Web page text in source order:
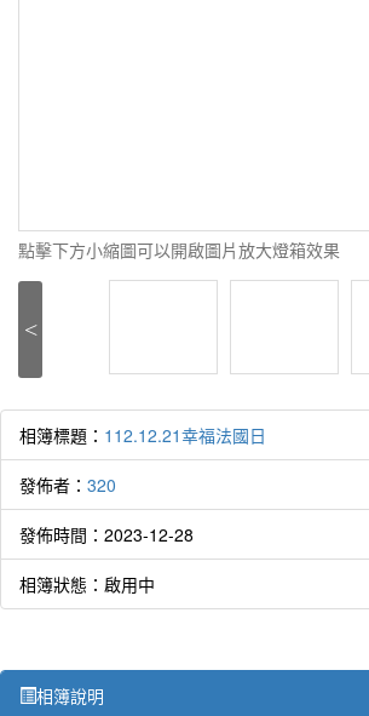
點擊下方小縮圖可以開啟圖片放大燈箱效果
<
相簿標題： 112.12.21幸福法國日
發佈者： 320
發佈時間：2023-12-28
相簿狀態：啟用中
相簿說明